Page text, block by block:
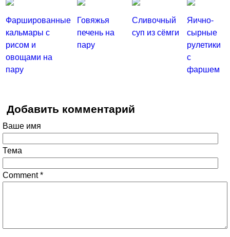
Фаршированные
кальмары с
рисом и
овощами на
пару
Говяжья
печень на
пару
Сливочный
суп из сёмги
Яично-
сырные
рулетики
с
фаршем
Добавить комментарий
Ваше имя
Тема
Comment*